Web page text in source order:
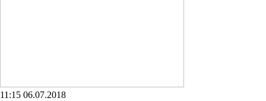
11:15 06.07.2018